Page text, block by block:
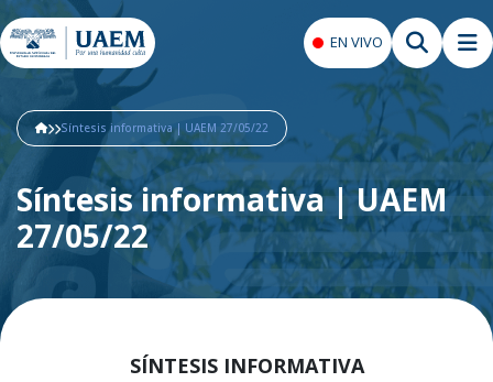
EN VIVO
Síntesis informativa | UAEM 27/05/22
Síntesis informativa | UAEM
27/05/22
SÍNTESIS INFORMATIVA